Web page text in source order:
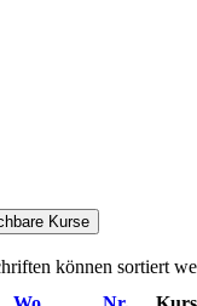
Kurse
können sortiert